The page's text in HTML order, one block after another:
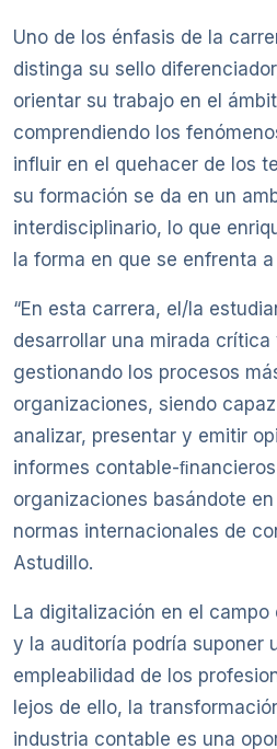
Uno de los énfasis de la
distinga su sello
orientar su trabajo en el
comprendiendo los
influir en el quehacer de los
su formación se da en un
interdisciplinario, lo que
la forma en que se enfrenta
“En esta carrera, el/la
desarrollar una mirada
gestionando los procesos
organizaciones, siendo
analizar, presentar y emitir
informes contable-
organizaciones basándote
normas internacionales de
Astudillo.
La digitalización en el campo
y la auditoría podría suponer
empleabilidad de los
lejos de ello, la
industria contable es una